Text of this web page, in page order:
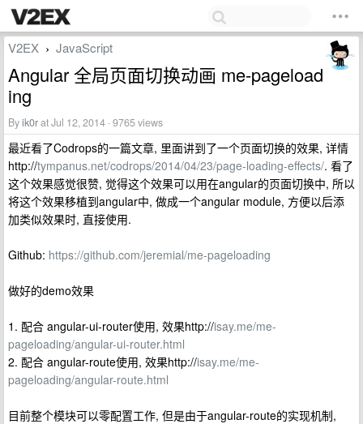
V2EX › JavaScript
Angular 全局页面切换动画 me-pageload
ing
Byik0rat Jul 12, 2014 · 9765 views
最近看了Codrops的一篇文章, 里面讲到了一个页面切换的效果, 详情
http://tympanus.net/codrops/2014/04/23/page-loading-effects/. 看了
这个效果感觉很赞, 觉得这个效果可以用在angular的页面切换中, 所以
将这个效果移植到angular中, 做成一个angular module, 方便以后添
加类似效果时, 直接使用.
Github: https://github.com/jeremial/me-pageloading
做好的demo效果
1. 配合 angular-ui-router使用, 效果http://isay.me/me-
pageloading/angular-ui-router.html
2. 配合 angular-route使用, 效果http://isay.me/me-
pageloading/angular-route.html
目前整个模块可以零配置工作, 但是由于angular-route的实现机制,